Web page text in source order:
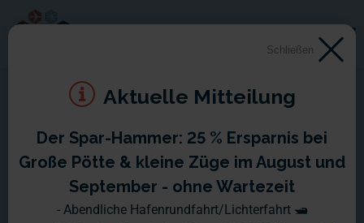
Schließen
Aktuelle Mitteilung
Der Spar-Hammer: 25 % Ersparnis bei
Große Pötte & kleine Züge im August und
September - ohne Wartezeit
- Abendliche Hafenrundfahrt/Lichterfahrt 🛥️